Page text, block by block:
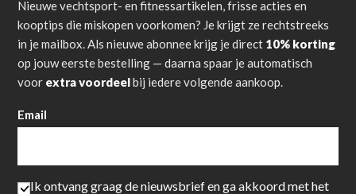
Nieuwe vechtsport- en fitnessartikelen, frisse acties en
kooptips die miskopen voorkomen? Je krijgt ze rechtstreeks
in je mailbox. Als nieuwe abonnee krijg je direct 10% korting
op jouw eerste bestelling — daarna spaar je automatisch
voor extra voordeelbij iedere volgende aankoop.
Email
Ik ontvang graag de nieuwsbrief en ga akkoord met het